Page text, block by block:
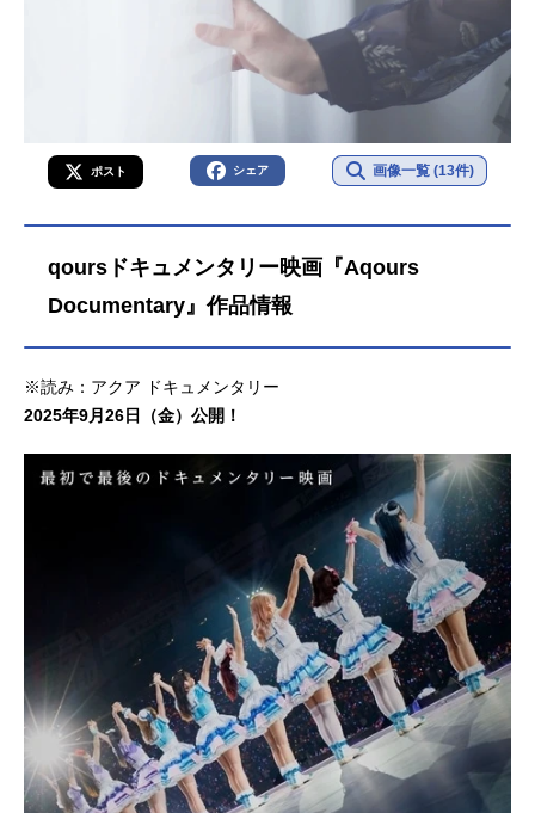
ポスト シェア 画像一覧 (13件)
qoursドキュメンタリー映画『Aqours
Documentary』作品情報
※読み：アクア ドキュメンタリー
2025年9月26日（金）公開！